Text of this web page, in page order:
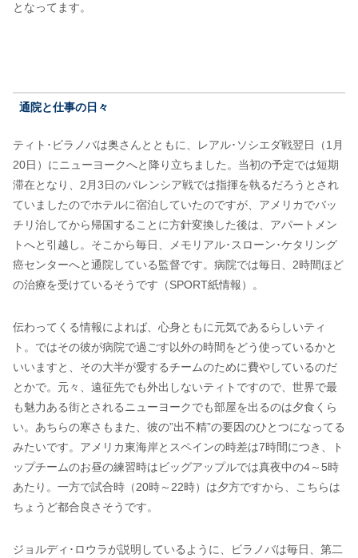
となってます。
通院と仕事の日々
ティト･ビラノバは奥さんとともに、レアル･ソシエダ戦翌日（1月
20日）にニューヨークへと降り立ちました。当初の予定では短期
滞在となり、2月3日のバレンシア戦では指揮を執るだろうとされ
ていましたのでホテルに宿泊していたのですが、アメリカでバッ
チリ治してから帰国することに方針変換した後は、アパートメン
トへと引越し。そこから毎日、メモリアル･スローン･ケタリング
癌センターへと通院している監督です。病院では毎日、2時間ほど
の治療を受けているそうです（SPORT紙情報）。
伝わってくる情報によれば、心身ともに元気であるらしいティ
ト。ではその彼が病院で過ごす以外の時間をどう使っているかと
いいますと、その大半が愛するチームのために費やしているのだ
とかで。元々、遠征先でも外出しないティトですので、世界で最
も魅力ある街とされるニューヨークでも部屋を出るのは夕食くら
い。あちらの寒さもまた、彼の”出不精”の要因のひとつになってる
みたいです。アメリカ東海岸とスペインの時差は7時間につき、ト
ップチームのお昼の練習時はビッグアップルでは真夜中の4～5時
あたり。一方で試合時（20時～22時）は夕方ですから、こちらは
ちょうど都合良さそうです。
ジョルディ･ロウラが説明しているように、ビラノバは毎日、第二